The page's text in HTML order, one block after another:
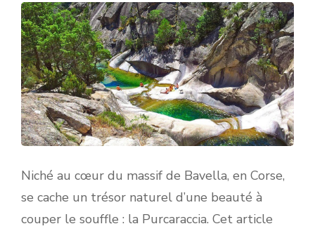
Niché au cœur du massif de Bavella, en Corse,
se cache un trésor naturel d’une beauté à
couper le souffle : la Purcaraccia. Cet article